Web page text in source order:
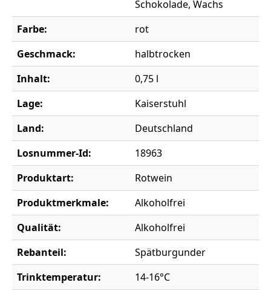
Schokolade, Wachs
Farbe:
rot
Geschmack:
halbtrocken
Inhalt:
0,75 l
Lage:
Kaiserstuhl
Land:
Deutschland
Losnummer-Id:
18963
Produktart:
Rotwein
Produktmerkmale:
Alkoholfrei
Qualität:
Alkoholfrei
Rebanteil:
Spätburgunder
Trinktemperatur:
14-16°C